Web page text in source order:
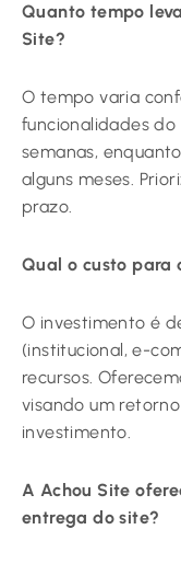
Quanto tempo
Site?
O tempo varia
funcionalidades
semanas,
alguns meses.
prazo.
Qual o custo para
O investimento é
(institucional, e-
recursos.
visando um
investimento.
A Achou Site
entrega do site?